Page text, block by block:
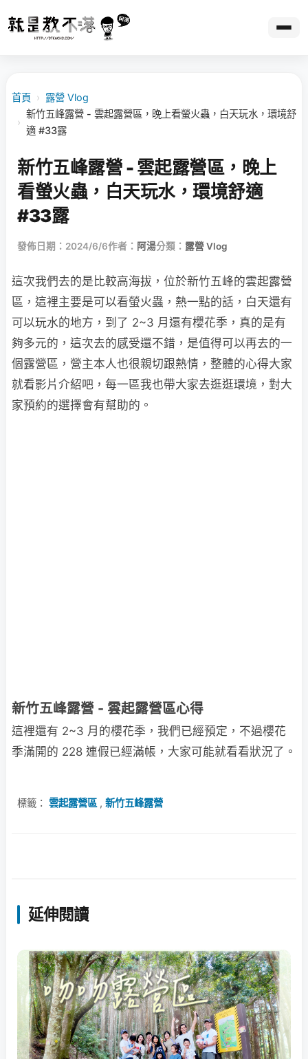
首頁 › 露營 Vlog
›
新竹五峰露營 - 雲起露營區，晚上看螢火蟲，白天玩水，環境舒
適 #33露
新竹五峰露營 - 雲起露營區，晚上
看螢火蟲，白天玩水，環境舒適
#33露
發佈日期：2024/6/6作者： 阿湯分類： 露營 Vlog
這次我們去的是比較高海拔，位於新竹五峰的雲起露營
區，這裡主要是可以看螢火蟲，熱一點的話，白天還有
可以玩水的地方，到了 2~3 月還有櫻花季，真的是有
夠多元的，這次去的感受還不錯，是值得可以再去的一
個露營區，營主本人也很親切跟熱情，整體的心得大家
就看影片介紹吧，每一區我也帶大家去逛逛環境，對大
家預約的選擇會有幫助的。
新竹五峰露營 - 雲起露營區心得
這裡還有 2~3 月的櫻花季，我們已經預定，不過櫻花
季滿開的 228 連假已經滿帳，大家可能就看看狀況了。
標籤： 雲起露營區 , 新竹五峰露營
延伸閱讀